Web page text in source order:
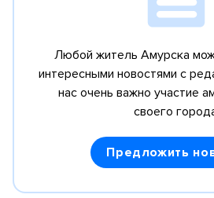
Любой житель Амурска
интересными новостями с
нас очень важно участие
своего
Предложить